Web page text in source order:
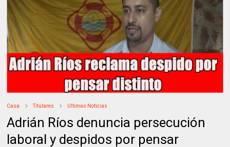
Casa Titulares Ultimas Noticias
Adrián Ríos denuncia persecución
laboral y despidos por pensar